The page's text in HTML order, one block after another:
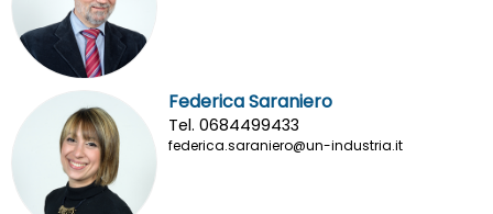
Federica Saraniero
Tel. 0684499433
federica.saraniero@un-industria.it